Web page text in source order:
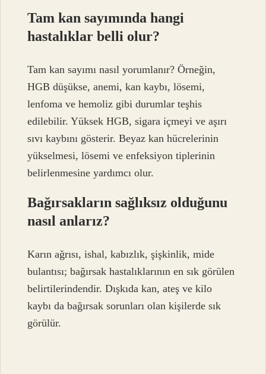
Tam kan sayımında hangi
hastalıklar belli olur?
Tam kan sayımı nasıl yorumlanır? Örneğin,
HGB düşükse, anemi, kan kaybı, lösemi,
lenfoma ve hemoliz gibi durumlar teşhis
edilebilir. Yüksek HGB, sigara içmeyi ve aşırı
sıvı kaybını gösterir. Beyaz kan hücrelerinin
yükselmesi, lösemi ve enfeksiyon tiplerinin
belirlenmesine yardımcı olur.
Bağırsakların sağlıksız olduğunu
nasıl anlarız?
Karın ağrısı, ishal, kabızlık, şişkinlik, mide
bulantısı; bağırsak hastalıklarının en sık görülen
belirtilerindendir. Dışkıda kan, ateş ve kilo
kaybı da bağırsak sorunları olan kişilerde sık
görülür.